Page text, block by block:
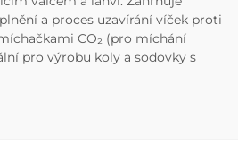
a proces uzavírání víček proti
CO₂ (pro míchání
pro výrobu koly a sodovky s